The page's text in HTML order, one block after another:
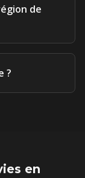
de
?
en